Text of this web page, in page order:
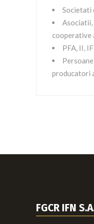
Societati
cooperative
PFA, II, IF
producatori
FGCR IFN